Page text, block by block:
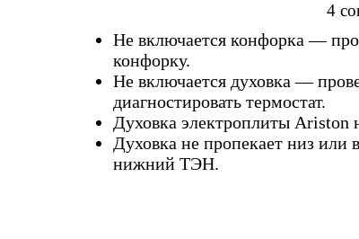
4
Не включается конфорка —
конфорку.
Не включается духовка —
диагностировать термостат.
Духовка электроплиты Ariston
Духовка не пропекает низ или
нижний ТЭН.